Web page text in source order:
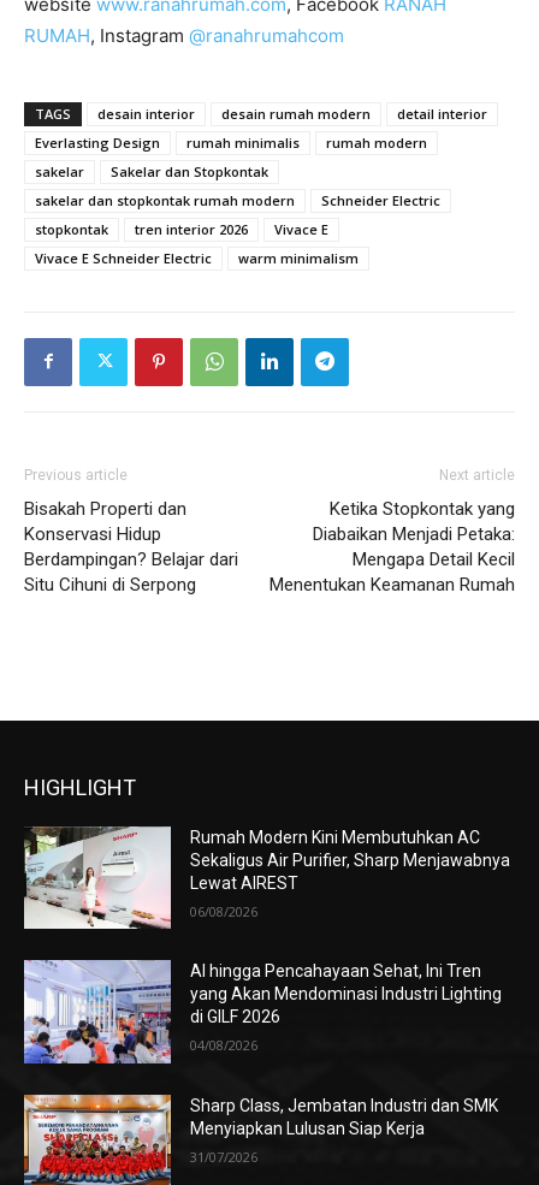
RUMAH, Instagram @ranahrumahcom
TAGS desain interior desain rumah modern
detail interior
Everlasting Design
rumah minimalis
rumah modern
sakelar
Sakelar dan Stopkontak
sakelar dan stopkontak rumah modern
Schneider Electric
stopkontak
tren interior 2026
Vivace E
Vivace E Schneider Electric
warm minimalism
Previous article
Bisakah Properti dan
Konservasi Hidup
Berdampingan? Belajar dari
Situ Cihuni di Serpong
Next article
Ketika Stopkontak yang
Diabaikan Menjadi Petaka:
Mengapa Detail Kecil
Menentukan Keamanan Rumah
HIGHLIGHT
Rumah Modern Kini Membutuhkan AC
Sekaligus Air Purifier, Sharp Menjawabnya
Lewat AIREST
06/08/2026
AI hingga Pencahayaan Sehat, Ini Tren
yang Akan Mendominasi Industri Lighting
di GILF 2026
04/08/2026
Sharp Class, Jembatan Industri dan SMK
Menyiapkan Lulusan Siap Kerja
31/07/2026